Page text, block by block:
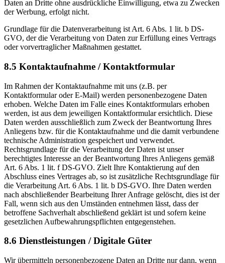
Daten an Dritte ohne ausdrückliche Einwilligung, etwa zu Zwecken
der Werbung, erfolgt nicht.
Grundlage für die Datenverarbeitung ist Art. 6 Abs. 1 lit. b DS-
GVO, der die Verarbeitung von Daten zur Erfüllung eines Vertrags
oder vorvertraglicher Maßnahmen gestattet.
8.5 Kontaktaufnahme / Kontaktformular
Im Rahmen der Kontaktaufnahme mit uns (z.B. per
Kontaktformular oder E-Mail) werden personenbezogene Daten
erhoben. Welche Daten im Falle eines Kontaktformulars erhoben
werden, ist aus dem jeweiligen Kontaktformular ersichtlich. Diese
Daten werden ausschließlich zum Zweck der Beantwortung Ihres
Anliegens bzw. für die Kontaktaufnahme und die damit verbundene
technische Administration gespeichert und verwendet.
Rechtsgrundlage für die Verarbeitung der Daten ist unser
berechtigtes Interesse an der Beantwortung Ihres Anliegens gemäß
Art. 6 Abs. 1 lit. f DS-GVO. Zielt Ihre Kontaktierung auf den
Abschluss eines Vertrages ab, so ist zusätzliche Rechtsgrundlage für
die Verarbeitung Art. 6 Abs. 1 lit. b DS-GVO. Ihre Daten werden
nach abschließender Bearbeitung Ihrer Anfrage gelöscht, dies ist der
Fall, wenn sich aus den Umständen entnehmen lässt, dass der
betroffene Sachverhalt abschließend geklärt ist und sofern keine
gesetzlichen Aufbewahrungspflichten entgegenstehen.
8.6 Dienstleistungen / Digitale Güter
Wir übermitteln personenbezogene Daten an Dritte nur dann, wenn